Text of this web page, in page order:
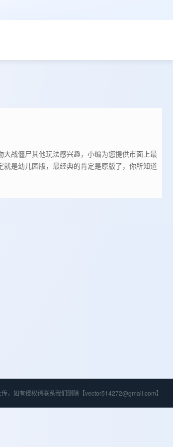
战僵尸其他玩法感兴趣，小编为您提供市面上最
是幼儿园版，最经典的肯定是原版了，你所知道
，如有侵权请联系我们删除【vector514272@gmail.com】